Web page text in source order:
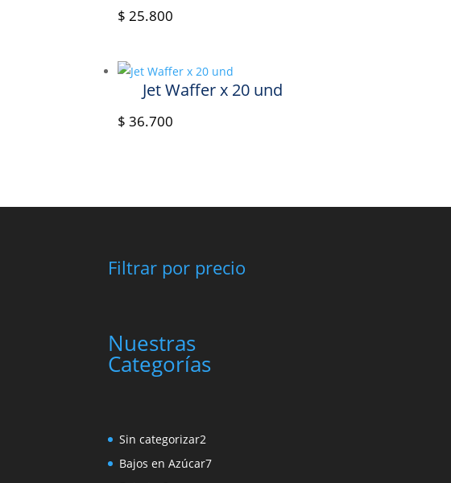
$ 25.800
Jet Waffer x 20 und
$ 36.700
Filtrar por precio
Nuestras
Categorías
Sin categorizar2
productos
Bajos en Azúcar77